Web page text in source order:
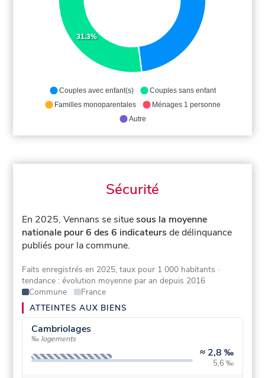
31.3%
Couples avec enfant(s)
Couples sans enfant
Familles monoparentales
Ménages 1 personne
Autre
Sécurité
En 2025, Vennans se situesous la moyenne
nationale pour 6 des 6 indicateurs de délinquance
publiés pour la commune.
Faits enregistrés en 2025, taux pour 1 000 habitants ·
tendance : évolution moyenne par an depuis 2016
Commune
France
ATTEINTES AUX BIENS
Cambriolages
‰ logements
≈ 2,8 ‰
5,6 ‰